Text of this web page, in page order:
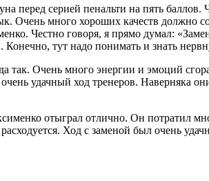
серией пенальти на пять баллов.
Очень много хороших качеств должно
Честно говоря, я прямо думал:
тут надо понимать и знать
так. Очень много энергии и эмоций
удачный ход тренеров. Наверняка
отыграл отлично. Он потратил
Ход с заменой был очень